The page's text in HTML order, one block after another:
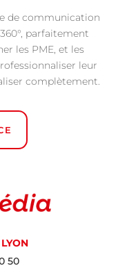
de communication
parfaitement
les PME, et les
leur
complètement.
50